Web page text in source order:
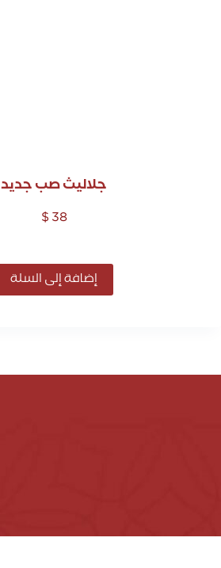
جلاليث صب جديد
$38
إضافة إلى السلة